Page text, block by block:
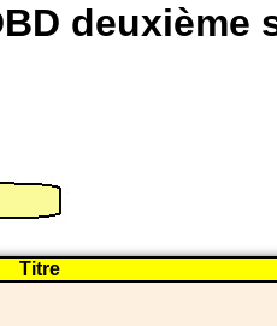
deuxième
Titre